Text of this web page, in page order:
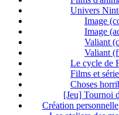
Univers
Image
Image
Valiant
Valiant
Le cycle de
Films et
Choses
[Jeu] Tournoi
Création personnelle